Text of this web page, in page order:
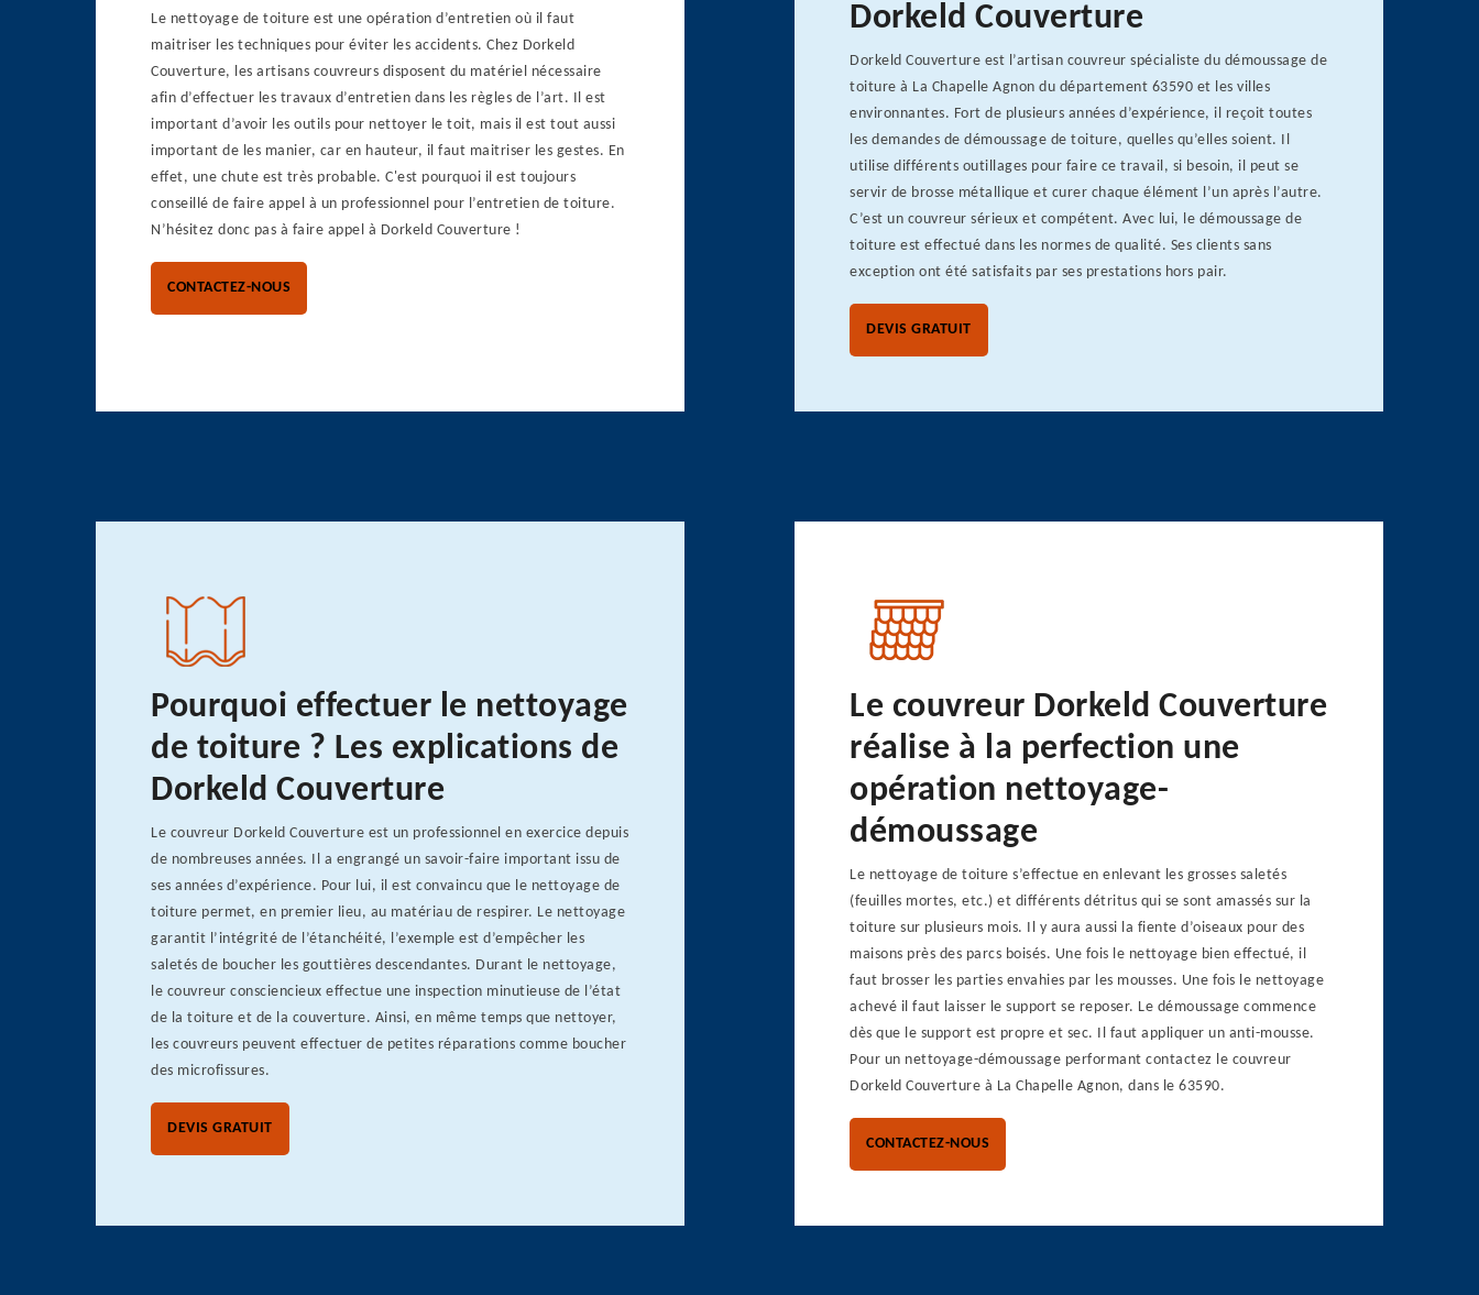
Le nettoyage de toiture est une opération d’entretien où il faut
maitriser les techniques pour éviter les accidents. Chez Dorkeld
Couverture, les artisans couvreurs disposent du matériel nécessaire
afin d’effectuer les travaux d’entretien dans les règles de l’art. Il est
important d’avoir les outils pour nettoyer le toit, mais il est tout aussi
important de les manier, car en hauteur, il faut maitriser les gestes. En
effet, une chute est très probable. C'est pourquoi il est toujours
conseillé de faire appel à un professionnel pour l’entretien de toiture.
N’hésitez donc pas à faire appel à Dorkeld Couverture !
CONTACTEZ-NOUS
Dorkeld Couverture
Dorkeld Couverture est l’artisan couvreur spécialiste du démoussage de
toiture à La Chapelle Agnon du département 63590 et les villes
environnantes. Fort de plusieurs années d’expérience, il reçoit toutes
les demandes de démoussage de toiture, quelles qu’elles soient. Il
utilise différents outillages pour faire ce travail, si besoin, il peut se
servir de brosse métallique et curer chaque élément l’un après l’autre.
C’est un couvreur sérieux et compétent. Avec lui, le démoussage de
toiture est effectué dans les normes de qualité. Ses clients sans
exception ont été satisfaits par ses prestations hors pair.
DEVIS GRATUIT
Pourquoi effectuer le nettoyage
de toiture ? Les explications de
Dorkeld Couverture
Le couvreur Dorkeld Couverture est un professionnel en exercice depuis
de nombreuses années. Il a engrangé un savoir-faire important issu de
ses années d’expérience. Pour lui, il est convaincu que le nettoyage de
toiture permet, en premier lieu, au matériau de respirer. Le nettoyage
garantit l’intégrité de l’étanchéité, l’exemple est d’empêcher les
saletés de boucher les gouttières descendantes. Durant le nettoyage,
le couvreur consciencieux effectue une inspection minutieuse de l’état
de la toiture et de la couverture. Ainsi, en même temps que nettoyer,
les couvreurs peuvent effectuer de petites réparations comme boucher
des microfissures.
DEVIS GRATUIT
Le couvreur Dorkeld Couverture
réalise à la perfection une
opération nettoyage-
démoussage
Le nettoyage de toiture s’effectue en enlevant les grosses saletés
(feuilles mortes, etc.) et différents détritus qui se sont amassés sur la
toiture sur plusieurs mois. Il y aura aussi la fiente d’oiseaux pour des
maisons près des parcs boisés. Une fois le nettoyage bien effectué, il
faut brosser les parties envahies par les mousses. Une fois le nettoyage
achevé il faut laisser le support se reposer. Le démoussage commence
dès que le support est propre et sec. Il faut appliquer un anti-mousse.
Pour un nettoyage-démoussage performant contactez le couvreur
Dorkeld Couverture à La Chapelle Agnon, dans le 63590.
CONTACTEZ-NOUS